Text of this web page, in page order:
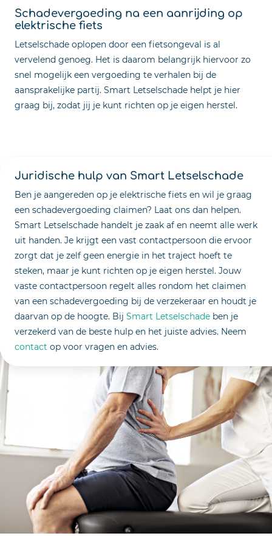
Schadevergoeding na een aanrijding op
elektrische fiets
Letselschade oplopen door een fietsongeval is al
vervelend genoeg. Het is daarom belangrijk hiervoor zo
snel mogelijk een vergoeding te verhalen bij de
aansprakelijke partij. Smart Letselschade helpt je hier
graag bij, zodat jij je kunt richten op je eigen herstel.
Juridische hulp van Smart Letselschade
Ben je aangereden op je elektrische fiets en wil je graag
een schadevergoeding claimen? Laat ons dan helpen.
Smart Letselschade handelt je zaak af en neemt alle werk
uit handen. Je krijgt een vast contactpersoon die ervoor
zorgt dat je zelf geen energie in het traject hoeft te
steken, maar je kunt richten op je eigen herstel. Jouw
vaste contactpersoon regelt alles rondom het claimen
van een schadevergoeding bij de verzekeraar en houdt je
daarvan op de hoogte. Bij Smart Letselschade ben je
verzekerd van de beste hulp en het juiste advies. Neem
contact op voor vragen en advies.